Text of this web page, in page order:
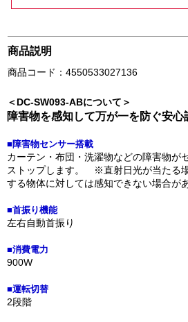
商品説明
商品コード：4550533027136
＜DC-SW093-ABについて＞
障害物を感知して万が一を防ぐ安心
■障害物センサー搭載
カーテン・布団・洗濯物などの障害物が
ストップします。 ※直射日光が当たる
する物体に対しては感知できない場合が
■首振り機能
左右自動首振り
■消費電力
900W
■運転切替
2段階